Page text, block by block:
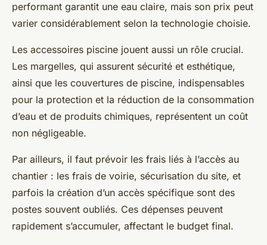
performant garantit une eau claire, mais son prix peut
varier considérablement selon la technologie choisie.
Les accessoires piscine jouent aussi un rôle crucial.
Les margelles, qui assurent sécurité et esthétique,
ainsi que les couvertures de piscine, indispensables
pour la protection et la réduction de la consommation
d’eau et de produits chimiques, représentent un coût
non négligeable.
Par ailleurs, il faut prévoir les frais liés à l’accès au
chantier : les frais de voirie, sécurisation du site, et
parfois la création d’un accès spécifique sont des
postes souvent oubliés. Ces dépenses peuvent
rapidement s’accumuler, affectant le budget final.